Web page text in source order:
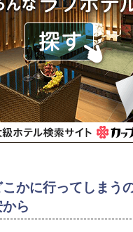
かに行ってしまう
ら